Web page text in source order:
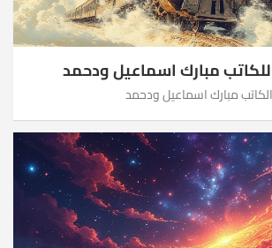
للكاتب مبارك اسماعيل ودحمد
الكاتب مبارك اسماعيل ودحمد